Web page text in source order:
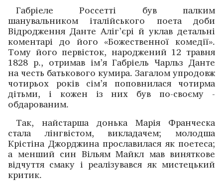
Габріеле Россетті був палким
шанувальником італійського поета доби
Відродження Данте Аліг’єрі й уклав детальні
коментарі до його «Божественної комедії».
Тому його первісток, народжений 12 травня
1828 р., отримав ім’я Габріель Чарльз Данте
на честь батькового кумира. Загалом упродовж
чотирьох років сім’я поповнилася ­чотирма
дітьми, і кожен із них був по-своєму ­
обдарованим.
Так, найстарша донька Марія Франческа
стала лінгвістом, викладачем; молодша
Крістіна Джорджина прославилася як поетеса;
а менший син Вільям Майкл мав виняткове
відчуття смаку і реалізувався як мистецький
критик.